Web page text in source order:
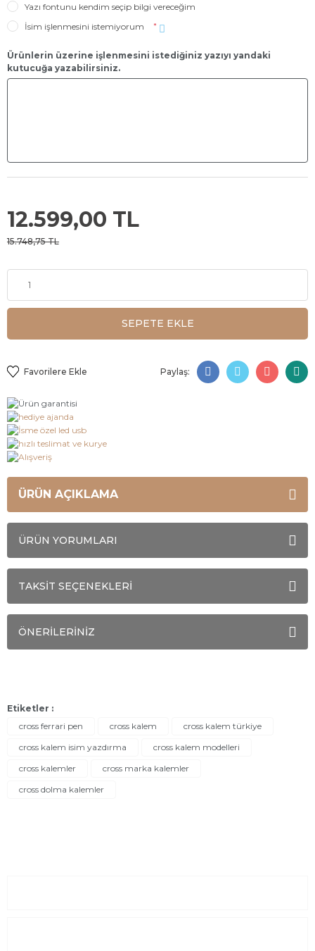
Yazı fontunu kendim seçip bilgi vereceğim
İsim işlenmesini istemiyorum
*
Ürünlerin üzerine işlenmesini istediğiniz yazıyı yandaki
kutucuğa yazabilirsiniz.
12.599,00 TL
15.748,75 TL
SEPETE EKLE
Paylaş:
ÜRÜN AÇIKLAMA
ÜRÜN YORUMLARI
TAKSİT SEÇENEKLERİ
ÖNERİLERİNİZ
Etiketler :
cross ferrari pen
cross kalem
cross kalem türkiye
cross kalem isim yazdırma
cross kalem modelleri
cross kalemler
cross marka kalemler
cross dolma kalemler